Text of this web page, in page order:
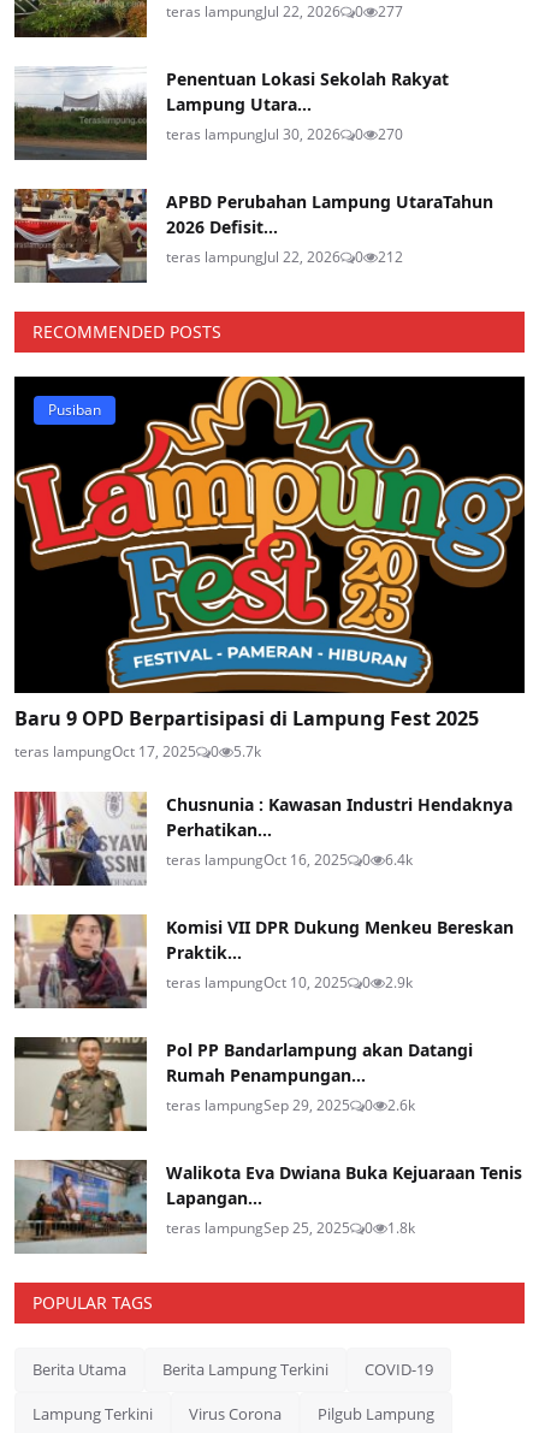
teras lampungJul 22, 2026 0 277
Penentuan Lokasi Sekolah Rakyat
Lampung Utara...
teras lampungJul 30, 2026 0 270
APBD Perubahan Lampung UtaraTahun
2026 Defisit...
teras lampungJul 22, 2026 0 212
RECOMMENDED POSTS
Pusiban
Baru 9 OPD Berpartisipasi di Lampung Fest 2025
teras lampungOct 17, 2025 0 5.7k
Chusnunia : Kawasan Industri Hendaknya
Perhatikan...
teras lampungOct 16, 2025 0 6.4k
Komisi VII DPR Dukung Menkeu Bereskan
Praktik...
teras lampungOct 10, 2025 0 2.9k
Pol PP Bandarlampung akan Datangi
Rumah Penampungan...
teras lampungSep 29, 2025 0 2.6k
Walikota Eva Dwiana Buka Kejuaraan Tenis
Lapangan...
teras lampungSep 25, 2025 0 1.8k
POPULAR TAGS
Berita Utama Berita Lampung Terkini COVID-19
Lampung Terkini Virus Corona Pilgub Lampung